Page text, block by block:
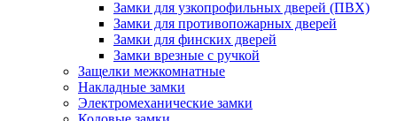
Замки для узкопрофильных дверей (ПВХ)
Замки для противопожарных дверей
Замки для финских дверей
Замки врезные с ручкой
Защелки межкомнатные
Накладные замки
Электромеханические замки